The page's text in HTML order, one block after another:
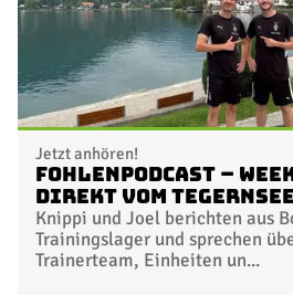
Jetzt anhören!
FohlenPodcast –
Direkt vom
Knippi und Joel berichten aus
Trainingslager und sprechen
Trainerteam, Einheiten un...